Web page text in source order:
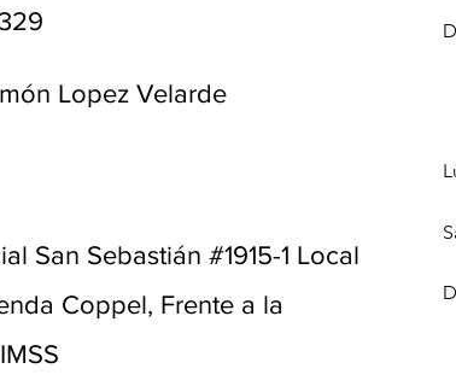
Lopez Velarde
San Sebastián #1915-1 Local
Coppel, Frente a la